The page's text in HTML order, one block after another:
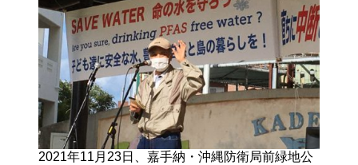
2021年11月23日、嘉手納・沖縄防衛局前緑地公